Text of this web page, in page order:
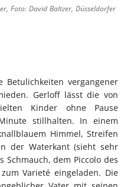
Foto: David Baltzer, Düsseldorfer
vergangener
Gerloff lässt die von
Kinder ohne Pause
stillhalten. In einem
Himmel, Streifen
der Waterkant (sieht sehr
Schmauch, dem Piccolo des
Varieté eingeladen. Die